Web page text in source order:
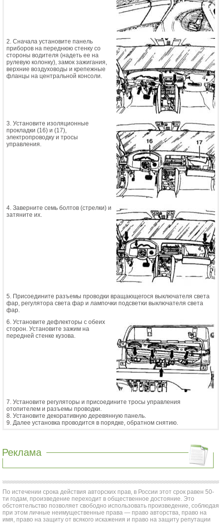
2. Сначала установите панель
приборов на переднюю стенку со
стороны водителя (надеть ее на
рулевую колонку), замок зажигания,
верхние воздуховоды и крепежные
фланцы на центральной консоли.
3. Установите изоляционные
прокладки (16) и (17),
электропроводку и тросы
управления.
4. Заверните семь болтов (стрелки) и
затяните их.
5. Присоедините разъемы проводки вращающегося выключателя света
фар, регулятора света фар и лампочки подсветки выключателя света
фар.
6. Установите дефлекторы с обеих
сторон. Установите зажим на
передней стенке кузова.
7. Установите регуляторы и присоедините тросы управления
отопителем и разъемы проводки.
8. Установите декоративную деревянную панель.
9. Далее установка проводится в порядке, обратном снятию.
Реклама
По истечении срока действия авторских прав, в России этот срок равен 50-
ти годам, произведение переходит в общественное достояние. Это
обстоятельство позволяет свободно использовать произведение, соблюдая
при этом личные неимущественные права — право авторства, право на
имя, право на защиту от всякого искажения и право на защиту репутации